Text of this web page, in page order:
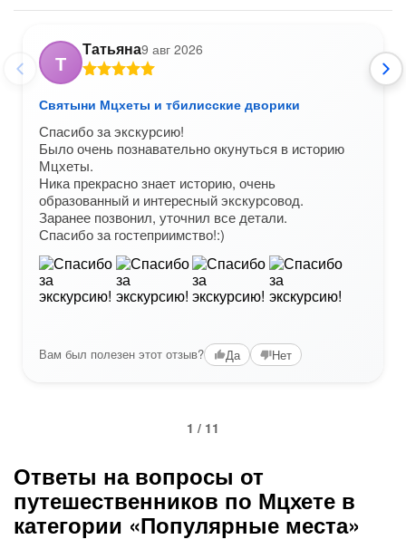
Т
Татьяна9 авг 2026
Святыни Мцхеты и тбилисские дворики
Спасибо за экскурсию!
Было очень познавательно окунуться в историю
Мцхеты.
Ника прекрасно знает историю, очень
образованный и интересный экскурсовод.
Заранее позвонил, уточнил все детали.
Спасибо за гостеприимство!:)
Вам был полезен этот отзыв? Да Нет
1 / 11
Ответы на вопросы от
путешественников по Мцхете в
категории «Популярные места»